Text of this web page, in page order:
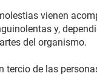
vienen
y,
del organismo.
tercio de las